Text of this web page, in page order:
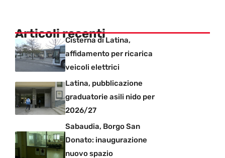
Articoli recenti
Cisterna di Latina,
affidamento per ricarica
veicoli elettrici
Latina, pubblicazione
graduatorie asili nido per
2026/27
Sabaudia, Borgo San
Donato: inaugurazione
nuovo spazio